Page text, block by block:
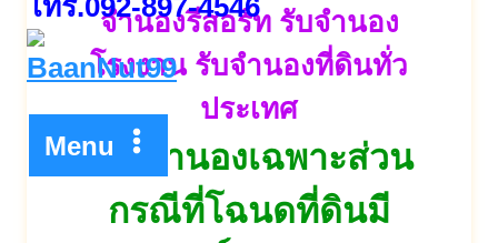
โทร.092-897-4546
Menu
จำนองรีสอร์ท รับจำนอง
โรงงาน รับจำนองที่ดินทั่ว
ประเทศ
“รับจำนองเฉพาะส่วน
กรณีที่โฉนดที่ดินมี